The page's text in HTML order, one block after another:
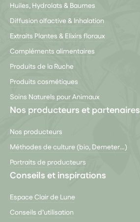
Huiles, Hydrolats & Baumes
Diffusion olfactive & Inhalation
Extraits Plantes & Elixirs floraux
Compléments alimentaires
Produits de la Ruche
Produits cosmétiques
Soins Naturels pour Animaux
Nos producteurs et partenaires
Nos producteurs
Méthodes de culture (bio, Demeter…)
Portraits de producteurs
Conseils et inspirations
Espace Clair de Lune
Conseils d’utilisation